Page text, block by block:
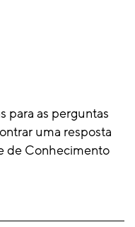
para as perguntas
uma resposta
de Conhecimento